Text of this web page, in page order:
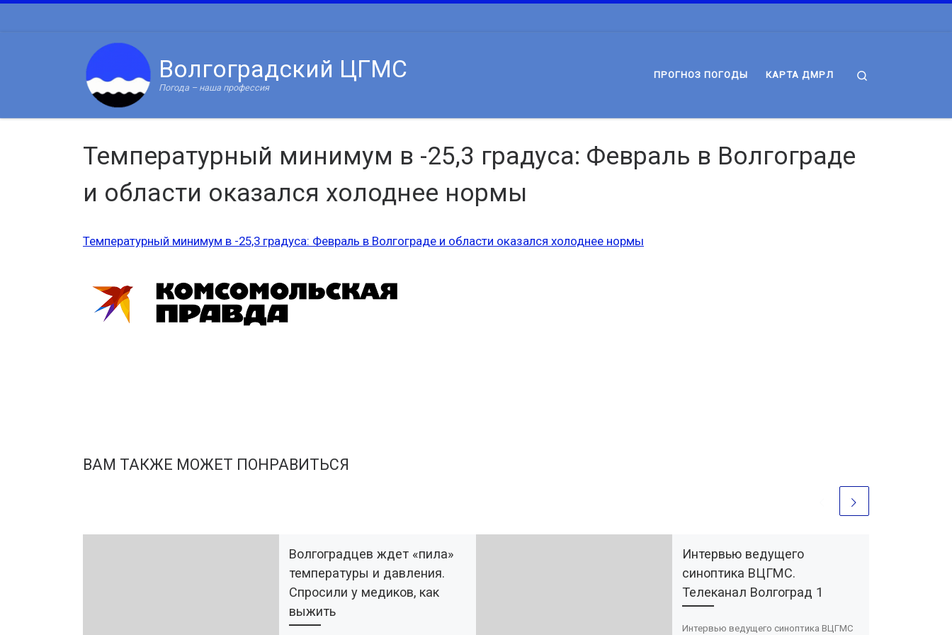
Волгоградский ЦГМС
Погода – наша профессия
ПРОГНОЗ ПОГОДЫ КАРТА ДМРЛ
Температурный минимум в -25,3 градуса: Февраль в Волгограде
и области оказался холоднее нормы
Температурный минимум в -25,3 градуса: Февраль в Волгограде и области оказался холоднее нормы
ВАМ ТАКЖЕ МОЖЕТ ПОНРАВИТЬСЯ
Волгоградцев ждет «пила»
температуры и давления.
Спросили у медиков, как
выжить
Интервью ведущего
синоптика ВЦГМС.
Телеканал Волгоград 1
Интервью ведущего синоптика ВЦГМС